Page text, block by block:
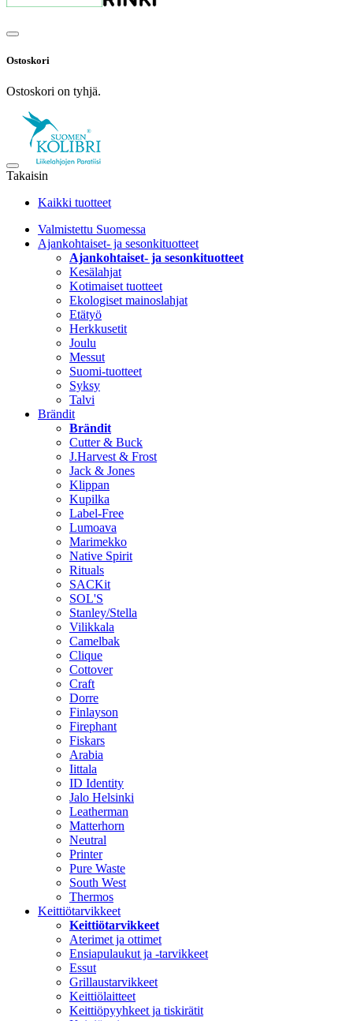
Ostoskori
Ostoskori on tyhjä.
Takaisin
Kaikki tuotteet
Valmistettu Suomessa
Ajankohtaiset- ja sesonkituotteet
Ajankohtaiset- ja sesonkituotteet
Kesälahjat
Kotimaiset tuotteet
Ekologiset mainoslahjat
Etätyö
Herkkusetit
Joulu
Messut
Suomi-tuotteet
Syksy
Talvi
Brändit
Brändit
Cutter & Buck
J.Harvest & Frost
Jack & Jones
Klippan
Kupilka
Label-Free
Lumoava
Marimekko
Native Spirit
Rituals
SACKit
SOL'S
Stanley/Stella
Vilikkala
Camelbak
Clique
Cottover
Craft
Dorre
Finlayson
Firephant
Fiskars
Arabia
Iittala
ID Identity
Jalo Helsinki
Leatherman
Matterhorn
Neutral
Printer
Pure Waste
South West
Thermos
Keittiötarvikkeet
Keittiötarvikkeet
Aterimet ja ottimet
Ensiapulaukut ja -tarvikkeet
Essut
Grillaustarvikkeet
Keittiölaitteet
Keittiöpyyhkeet ja tiskirätit